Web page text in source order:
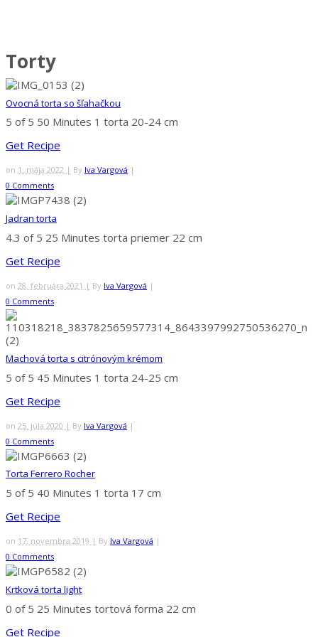
Torty
Ovocná torta so šľahačkou
5 of 5 50 Minutes 1 torta 20-24 cm
Get Recipe
on 1. mája 2022 | By Iva Vargová |
0 Comments
Jadran torta
4.3 of 5 25 Minutes torta priemer 22 cm
Get Recipe
on 28. februára 2021 | By Iva Vargová |
0 Comments
Machová torta s citrónovým krémom
5 of 5 45 Minutes 1 torta 24-25 cm
Get Recipe
on 25. júla 2020 | By Iva Vargová |
0 Comments
Torta Ferrero Rocher
5 of 5 40 Minutes 1 torta 17 cm
Get Recipe
on 17. novembra 2019 | By Iva Vargová |
0 Comments
Krtková torta light
0 of 5 25 Minutes tortová forma 22 cm
Get Recipe